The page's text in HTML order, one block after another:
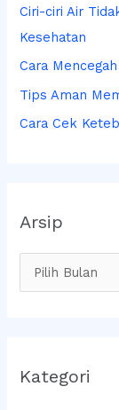
Ciri-ciri Air
Kesehatan
Cara
Tips Aman
Cara Cek
Arsip
Kategori